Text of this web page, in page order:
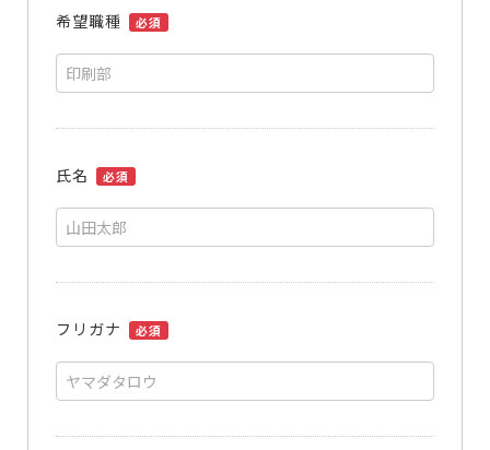
希望職種 必須
氏名 必須
フリガナ 必須